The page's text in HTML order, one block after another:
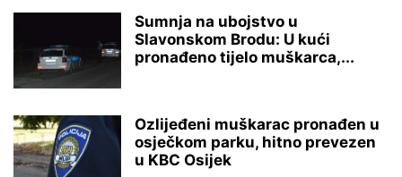
Sumnja na ubojstvo u
Slavonskom Brodu: U kući
pronađeno tijelo muškarca,...
Ozlijeđeni muškarac pronađen u
osječkom parku, hitno prevezen
u KBC Osijek